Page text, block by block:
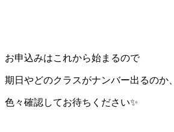
お申込みはこれから始まるので
期日やどのクラスがナンバー出るのか、
色々確認してお待ちください✨